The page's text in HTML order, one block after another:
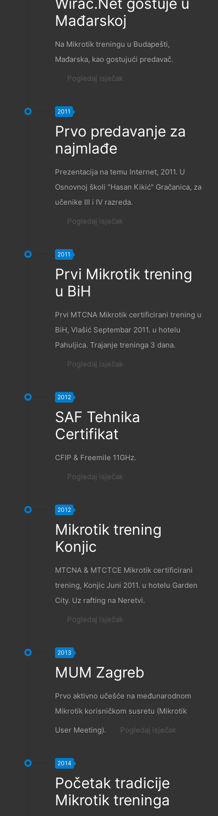
Wirac.Net gostuje u
Mađarskoj
Na Mikrotik treningu u Budapešti,
Mađarska, kao gostujući predavač.
Pogledaj isječak
2011
Prvo predavanje za
najmlađe
Prezentacija na temu Internet, 2011. U
Osnovnoj školi "Hasan Kikić" Gračanica, za
učenike III i IV razreda.
Pogledaj isječak
2011
Prvi Mikrotik trening
u BiH
Prvi MTCNA Mikrotik certificirani trening u
BiH, Vlašić Septembar 2011. u hotelu
Pahuljica. Trajanje treninga 3 dana.
Pogledaj isječak
2012
SAF Tehnika
Certifikat
CFIP & Freemile 11GHz.
Pogledaj isječak
2012
Mikrotik trening
Konjic
MTCNA & MTCTCE Mikrotik certificirani
trening, Konjic Juni 2011. u hotelu Garden
City. Uz rafting na Neretvi.
Pogledaj isječak
2013
MUM Zagreb
Prvo aktivno učešće na međunarodnom
Mikrotik korisničkom susretu (Mikrotik
User Meeting). Pogledaj isječak
2014
Početak tradicije
Mikrotik treninga